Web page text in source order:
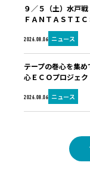
2026.08.06 ニュース
９／５（土）水戸
ＦＡＮＴＡＳＴＩ
2026.08.06 ニュース
テープの巻心を集
心ＥＣＯプロジェ